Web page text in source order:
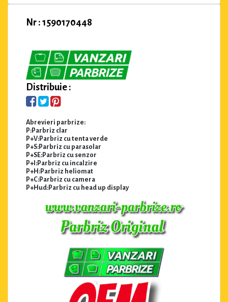
Nr : 1590170448
Distribuie :
Abrevieri parbrize:
P:Parbriz clar
P+V:Parbriz cu tenta verde
P+S:Parbriz cu parasolar
P+SE:Parbriz cu senzor
P+I:Parbriz cu incalzire
P+H:Parbriz heliomat
P+C:Parbriz cu camera
P+Hud:Parbriz cu head up display